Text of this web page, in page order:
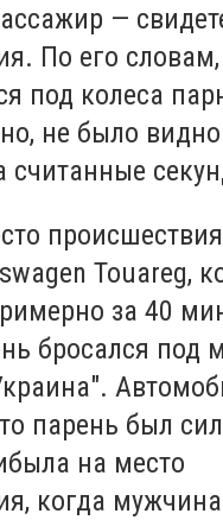
—
По его словам,
под колеса
не было
считанные
Touareg,
за 40
бросался под
парень был
на место
когда